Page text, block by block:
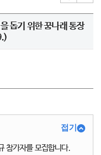
돕기 위한 꿈나래 통장
접기
참가자를 모집합니다.